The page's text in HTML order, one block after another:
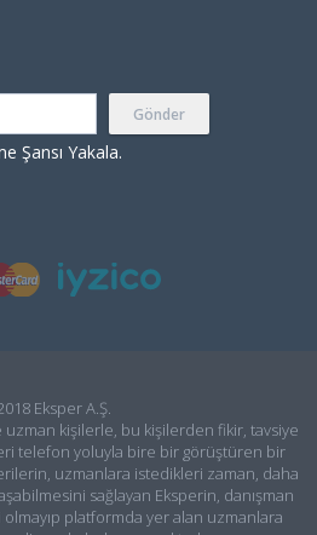
Gönder
Şansı Yakala.
Eksper A.Ş.
kişilerle, bu kişilerden fikir, tavsiye
telefon yoluyla bire bir görüştüren bir
uzmanlara istedikleri zaman, daha
sağlayan Eksperin, danışman
platformda yer alan uzmanlara